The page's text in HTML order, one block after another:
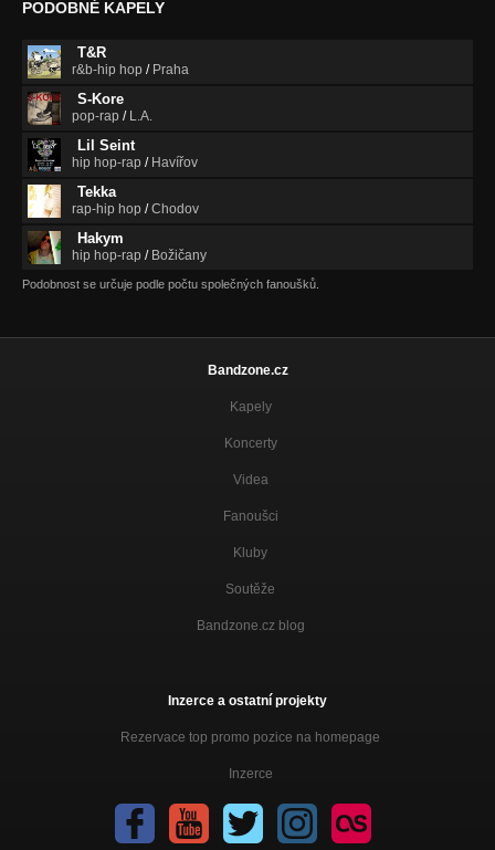
PODOBNÉ KAPELY
T&R
r&b-hip hop / Praha
S-Kore
pop-rap / L.A.
Lil Seint
hip hop-rap / Havířov
Tekka
rap-hip hop /Chodov
Hakym
hip hop-rap / Božičany
Podobnost se určuje podle počtu společných fanoušků.
Bandzone.cz
Kapely
Koncerty
Videa
Fanoušci
Kluby
Soutěže
Bandzone.cz blog
Inzerce a ostatní projekty
Rezervace top promo pozice na homepage
Inzerce